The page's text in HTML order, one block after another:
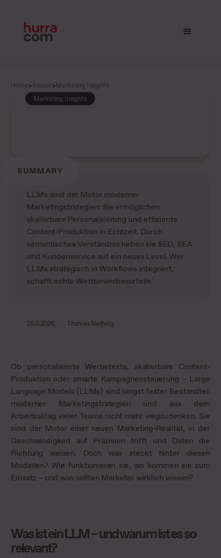
Home>Insider>Marketing Insights
Marketing Insights
SUMMARY
LLMs sind der Motor moderner
Marketingstrategien: Sie ermöglichen
skalierbare Personalisierung und effiziente
Content-Produktion in Echtzeit. Durch
semantisches Verständnis heben sie SEO, SEA
und Kundenservice auf ein neues Level. Wer
LLMs strategisch in Workflows integriert,
schafft echte Wettbewerbsvorteile.
20.5.2026 Thomas Nething
Ob personalisierte Werbetexte, skalierbare Content-
Produktion oder smarte Kampagnensteuerung – Large
Language Models (LLMs) sind längst fester Bestandteil
moderner Marketingstrategien und aus dem
Arbeitsalltag vieler Teams nicht mehr wegzudenken. Sie
sind der Motor einer neuen Marketing-Realität, in der
Geschwindigkeit auf Präzision trifft und Daten die
Richtung weisen. Doch was steckt hinter diesen
Modellen? Wie funktionieren sie, wo kommen sie zum
Einsatz – und was sollten Marketer wirklich wissen?
Was ist ein LLM – und warum ist es so
relevant?